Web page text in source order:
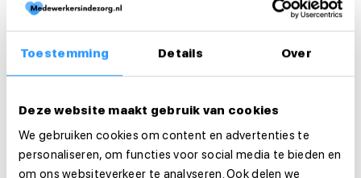
Toestemming Details Over
Deze website maakt gebruik van cookies
We gebruiken cookies om content en advertenties te
personaliseren, om functies voor social media te bieden en
om ons websiteverkeer te analyseren. Ook delen we
Sollicitatie
Is deze vacature je op het lijf geschreven?
Solliciteer dan direct!
Solliciteer direct
Solliciteer binnen 1 minuut